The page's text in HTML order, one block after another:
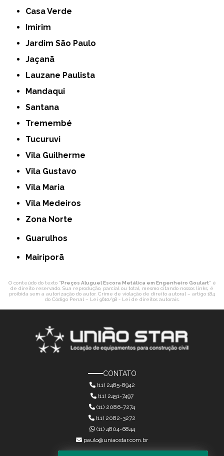
Casa Verde
Imirim
Jardim São Paulo
Jaçanã
Lauzane Paulista
Mandaqui
Santana
Tremembé
Tucuruvi
Vila Guilherme
Vila Gustavo
Vila Maria
Vila Medeiros
Zona Norte
Guarulhos
Mairiporã
O conteúdo do texto "Preços Aluguel Escora Metálica em Engenheiro Goulart" é
de direito reservado. Sua reprodução, parcial ou total, mesmo citando nossos links, é
proibida sem a autorização do autor. Crime de violação de direito autoral – artigo 184
do Código Penal – Lei 9610/98 - Lei de direitos autorais.
CONTATO
(11) 2485-8942
(11) 2451-7497
(11) 2086-7274
(11) 4804-6844
(11) 2082-3272
paulo@uniaostar.com.br